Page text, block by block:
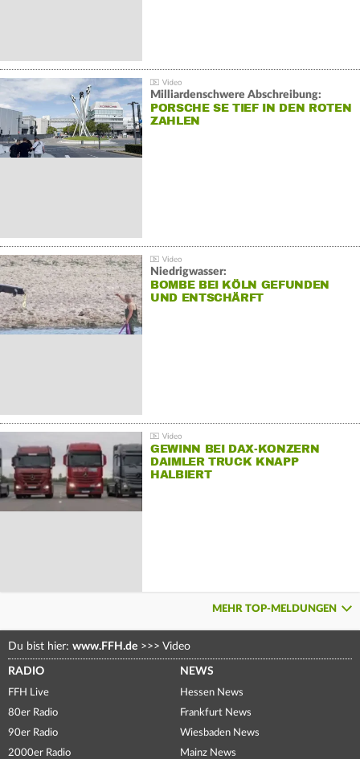
Milliardenschwere Abschreibung:
PORSCHE SE TIEF IN DEN ROTEN
ZAHLEN
Niedrigwasser:
BOMBE BEI KÖLN GEFUNDEN
UND ENTSCHÄRFT
GEWINN BEI DAX-KONZERN
DAIMLER TRUCK KNAPP
HALBIERT
MEHR TOP-MELDUNGEN
Du bist hier: www.FFH.de >>> Video
RADIO
FFH Live
80er Radio
90er Radio
2000er Radio
NEWS
Hessen News
Frankfurt News
Wiesbaden News
Mainz News